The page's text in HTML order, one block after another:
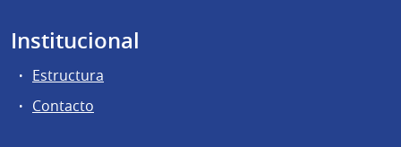
Institucional
Estructura
Contacto